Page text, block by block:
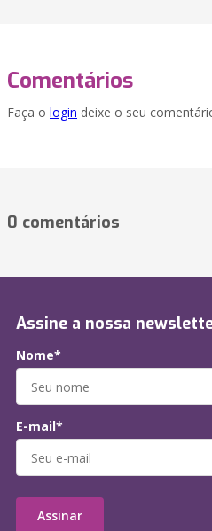
Comentários
Faça o login deixe o seu
0 comentários
Assine a nossa
Nome*
E-mail*
Assinar